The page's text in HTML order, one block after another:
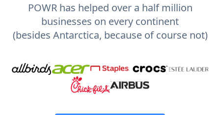
POWR has helped over a half million
businesses on every continent
(besides Antarctica, because of course not)